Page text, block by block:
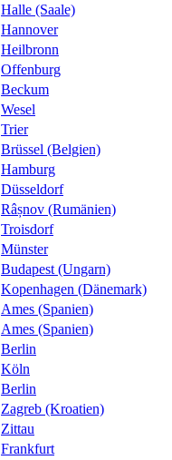
Halle (Saale)
Hannover
Heilbronn
Offenburg
Beckum
Wesel
Trier
Brüssel (Belgien)
Hamburg
Düsseldorf
Râșnov (Rumänien)
Troisdorf
Münster
Budapest (Ungarn)
Kopenhagen (Dänemark)
Ames (Spanien)
Ames (Spanien)
Berlin
Köln
Berlin
Zagreb (Kroatien)
Zittau
Frankfurt